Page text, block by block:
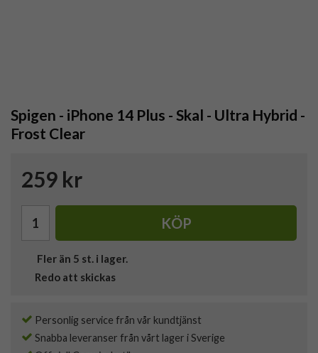
Spigen - iPhone 14 Plus - Skal - Ultra Hybrid -
Frost Clear
259 kr
KÖP
Fler än 5 st. i lager.
Redo att skickas
Personlig service från vår kundtjänst
Snabba leveranser från vårt lager i Sverige